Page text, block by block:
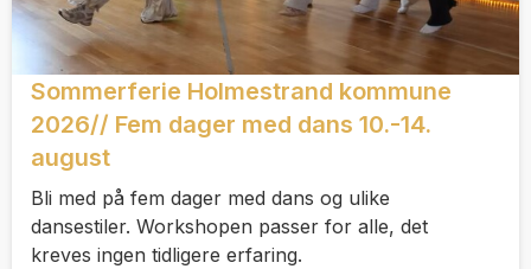
Sommerferie Holmestrand kommune
2026// Fem dager med dans 10.-14.
august
Bli med på fem dager med dans og ulike
dansestiler. Workshopen passer for alle, det
kreves ingen tidligere erfaring.